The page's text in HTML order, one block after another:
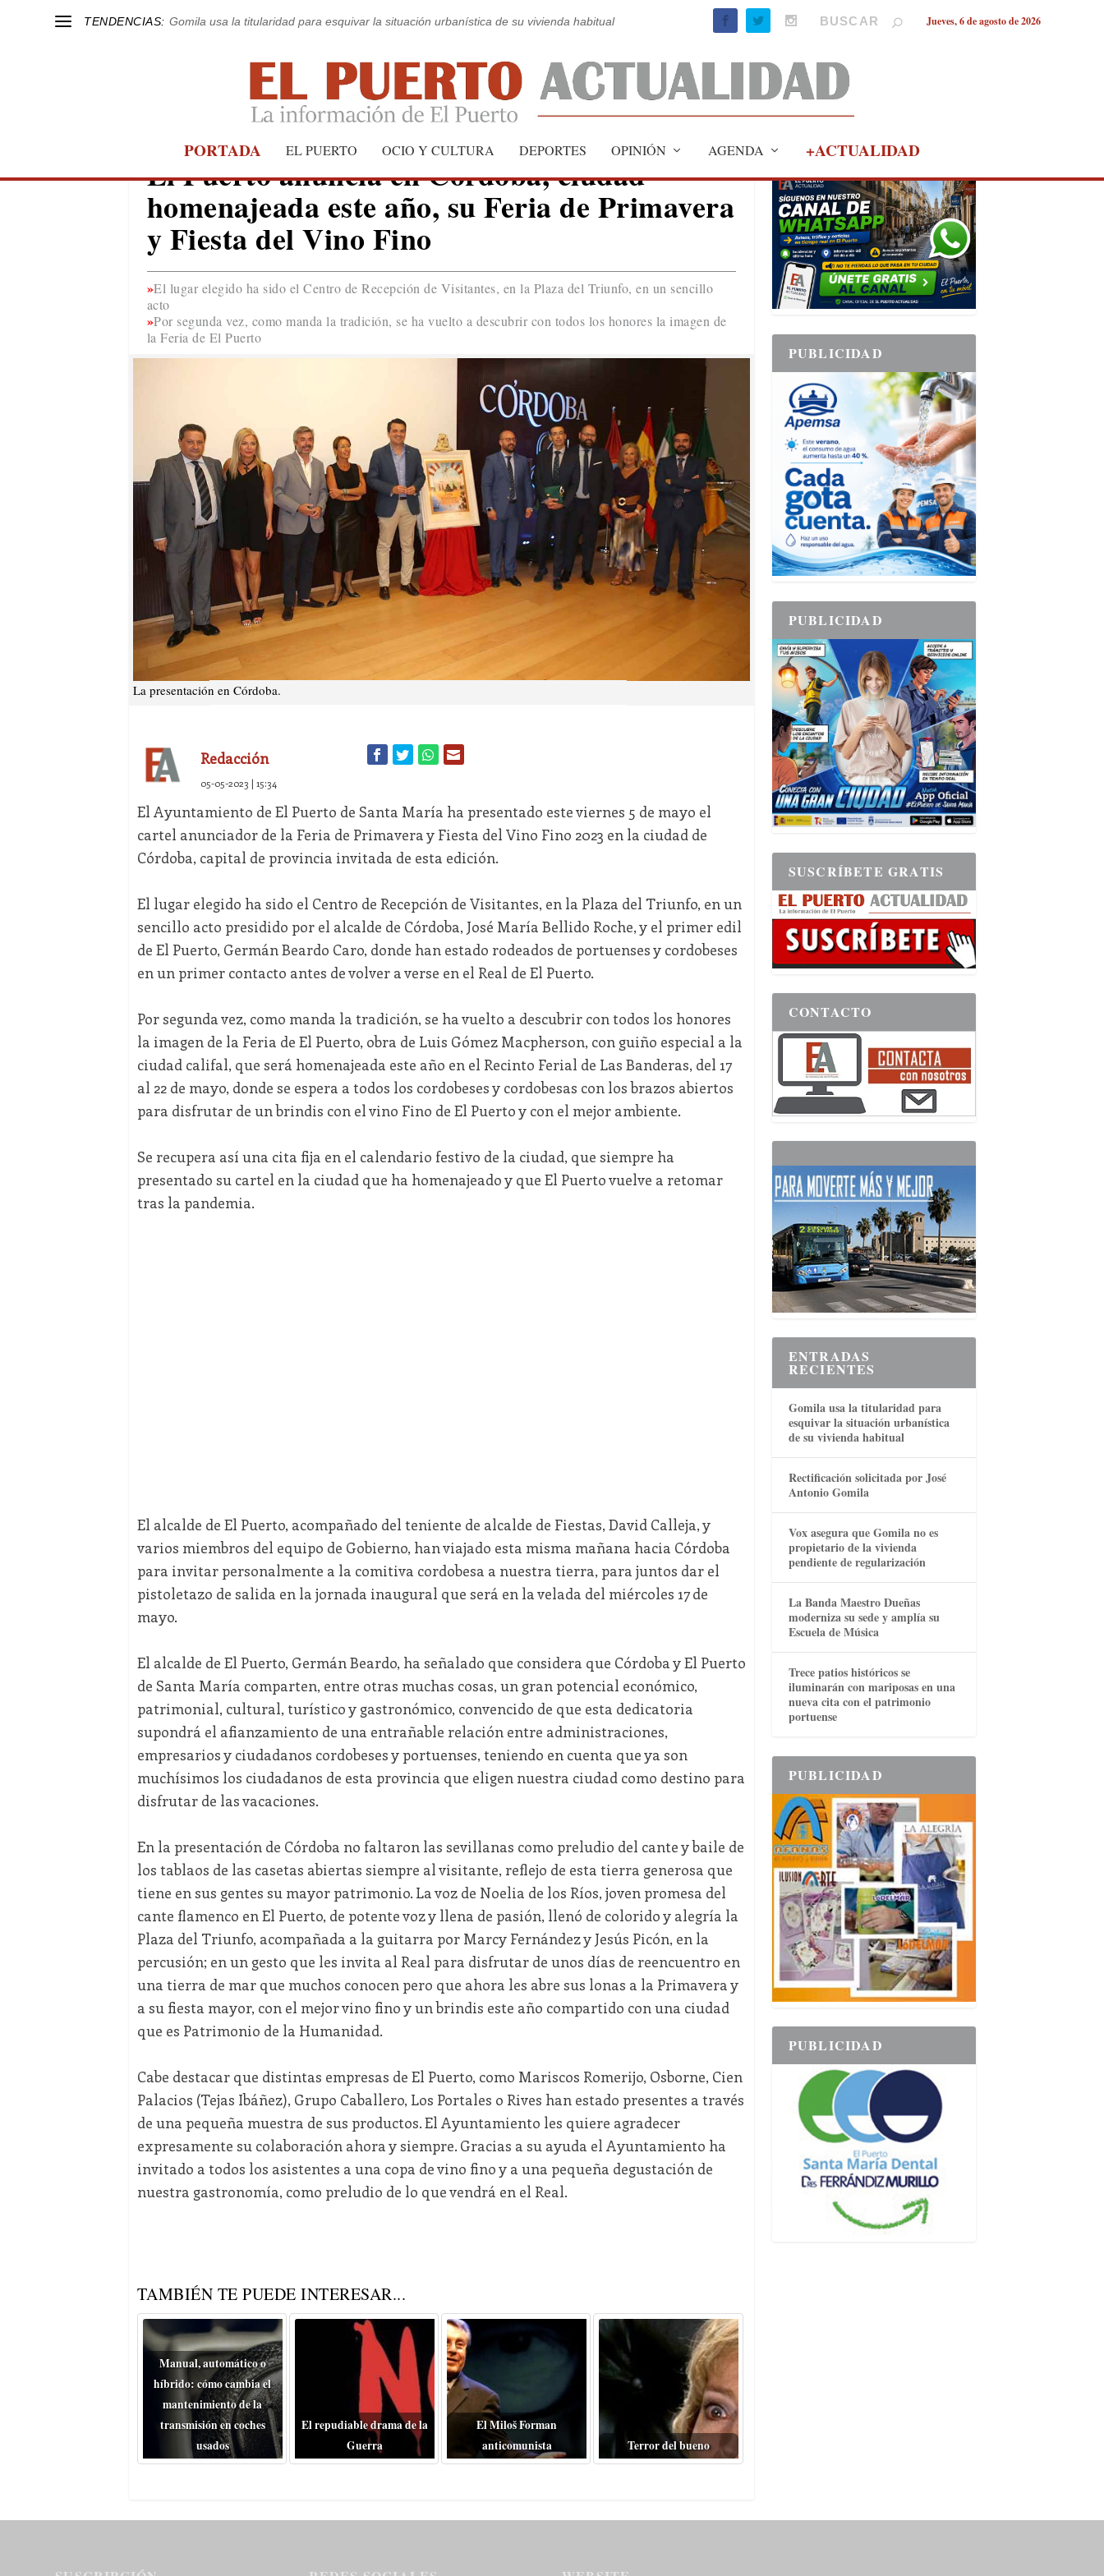
TENDENCIAS: Gomila usa la titularidad para esquivar la situación urbanística de su vivienda habitual Jueves, 6 de agosto de 2026
PORTADA EL PUERTO OCIO Y CULTURA DEPORTES OPINIÓN AGENDA +ACTUALIDAD
EL PUERTO
El Puerto anuncia en Córdoba, ciudad
homenajeada este año, su Feria de Primavera
y Fiesta del Vino Fino
El lugar elegido ha sido el Centro de Recepción de Visitantes, en la Plaza del Triunfo, en un sencillo
acto
Por segunda vez, como manda la tradición, se ha vuelto a descubrir con todos los honores la imagen de
la Feria de El Puerto
La presentación en Córdoba.
Redacción
05-05-2023 | 15:34
El Ayuntamiento de El Puerto de Santa María ha presentado este viernes 5 de mayo el
cartel anunciador de la Feria de Primavera y Fiesta del Vino Fino 2023 en la ciudad de
Córdoba, capital de provincia invitada de esta edición.
El lugar elegido ha sido el Centro de Recepción de Visitantes, en la Plaza del Triunfo, en un
sencillo acto presidido por el alcalde de Córdoba, José María Bellido Roche, y el primer edil
de El Puerto, Germán Beardo Caro, donde han estado rodeados de portuenses y cordobeses
en un primer contacto antes de volver a verse en el Real de El Puerto.
Por segunda vez, como manda la tradición, se ha vuelto a descubrir con todos los honores
la imagen de la Feria de El Puerto, obra de Luis Gómez Macpherson, con guiño especial a la
ciudad califal, que será homenajeada este año en el Recinto Ferial de Las Banderas, del 17
al 22 de mayo, donde se espera a todos los cordobeses y cordobesas con los brazos abiertos
para disfrutar de un brindis con el vino Fino de El Puerto y con el mejor ambiente.
Se recupera así una cita fija en el calendario festivo de la ciudad, que siempre ha
presentado su cartel en la ciudad que ha homenajeado y que El Puerto vuelve a retomar
tras la pandemia.
El alcalde de El Puerto, acompañado del teniente de alcalde de Fiestas, David Calleja, y
varios miembros del equipo de Gobierno, han viajado esta misma mañana hacia Córdoba
para invitar personalmente a la comitiva cordobesa a nuestra tierra, para juntos dar el
pistoletazo de salida en la jornada inaugural que será en la velada del miércoles 17 de
mayo.
El alcalde de El Puerto, Germán Beardo, ha señalado que considera que Córdoba y El Puerto
de Santa María comparten, entre otras muchas cosas, un gran potencial económico,
patrimonial, cultural, turístico y gastronómico, convencido de que esta dedicatoria
supondrá el afianzamiento de una entrañable relación entre administraciones,
empresarios y ciudadanos cordobeses y portuenses, teniendo en cuenta que ya son
muchísimos los ciudadanos de esta provincia que eligen nuestra ciudad como destino para
disfrutar de las vacaciones.
En la presentación de Córdoba no faltaron las sevillanas como preludio del cante y baile de
los tablaos de las casetas abiertas siempre al visitante, reflejo de esta tierra generosa que
tiene en sus gentes su mayor patrimonio. La voz de Noelia de los Ríos, joven promesa del
cante flamenco en El Puerto, de potente voz y llena de pasión, llenó de colorido y alegría la
Plaza del Triunfo, acompañada a la guitarra por Marcy Fernández y Jesús Picón, en la
percusión; en un gesto que les invita al Real para disfrutar de unos días de reencuentro en
una tierra de mar que muchos conocen pero que ahora les abre sus lonas a la Primavera y
a su fiesta mayor, con el mejor vino fino y un brindis este año compartido con una ciudad
que es Patrimonio de la Humanidad.
Cabe destacar que distintas empresas de El Puerto, como Mariscos Romerijo, Osborne, Cien
Palacios (Tejas Ibáñez), Grupo Caballero, Los Portales o Rives han estado presentes a través
de una pequeña muestra de sus productos. El Ayuntamiento les quiere agradecer
expresamente su colaboración ahora y siempre. Gracias a su ayuda el Ayuntamiento ha
invitado a todos los asistentes a una copa de vino fino y a una pequeña degustación de
nuestra gastronomía, como preludio de lo que vendrá en el Real.
TAMBIÉN TE PUEDE INTERESAR...
Manual, automático o
híbrido: cómo cambia el
mantenimiento de la
transmisión en coches
usados
El repudiable drama de la
Guerra
El Miloš Forman
anticomunista
Terror del bueno
PUBLICIDAD
PUBLICIDAD
PUBLICIDAD
SUSCRÍBETE GRATIS
CONTACTO
ENTRADAS
RECIENTES
Gomila usa la titularidad para
esquivar la situación urbanística
de su vivienda habitual
Rectificación solicitada por José
Antonio Gomila
Vox asegura que Gomila no es
propietario de la vivienda
pendiente de regularización
La Banda Maestro Dueñas
moderniza su sede y amplía su
Escuela de Música
Trece patios históricos se
iluminarán con mariposas en una
nueva cita con el patrimonio
portuense
PUBLICIDAD
PUBLICIDAD